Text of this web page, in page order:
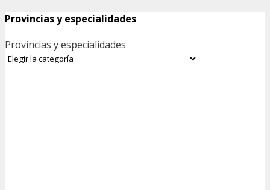
Provincias y especialidades
Provincias y especialidades